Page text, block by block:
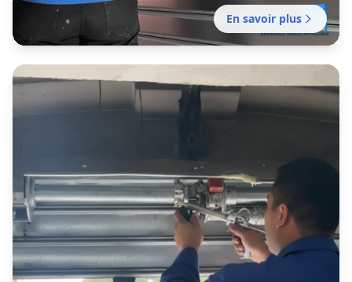
Dépannage rideau métallique
lille
coincé ou endommagé.
En savoir plus